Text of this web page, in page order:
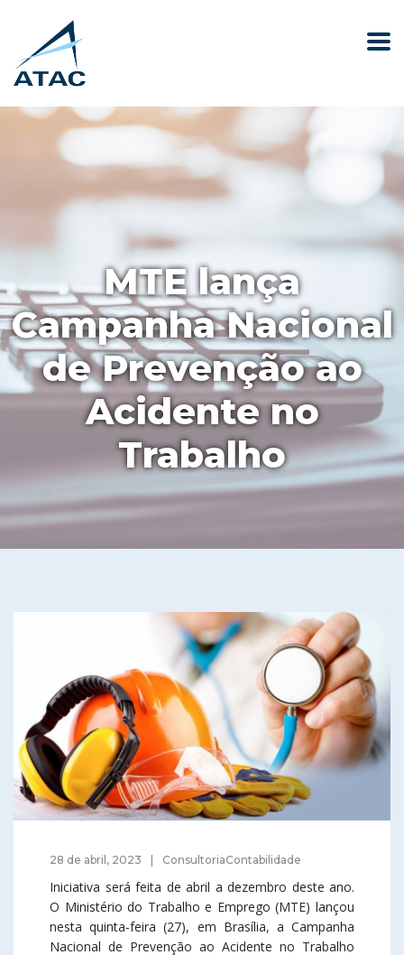
MTE lança
Campanha Nacional
de Prevenção ao
Acidente no
Trabalho
28 de abril, 2023 ConsultoriaContabilidade
Iniciativa será feita de abril a dezembro deste ano.
O Ministério do Trabalho e Emprego (MTE) lançou
nesta quinta-feira (27), em Brasília, a Campanha
Nacional de Prevenção ao Acidente no Trabalho